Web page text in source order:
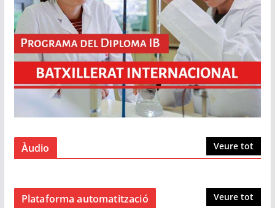
Àudio Veure tot
Plataforma automatització Veure tot